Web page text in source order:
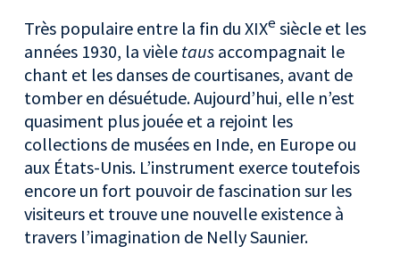
Très populaire entre la fin du XIXe siècle et les
années 1930, la vièle taus accompagnait le
chant et les danses de courtisanes, avant de
tomber en désuétude. Aujourd’hui, elle n’est
quasiment plus jouée et a rejoint les
collections de musées en Inde, en Europe ou
aux États-Unis. L’instrument exerce toutefois
encore un fort pouvoir de fascination sur les
visiteurs et trouve une nouvelle existence à
travers l’imagination de Nelly Saunier.